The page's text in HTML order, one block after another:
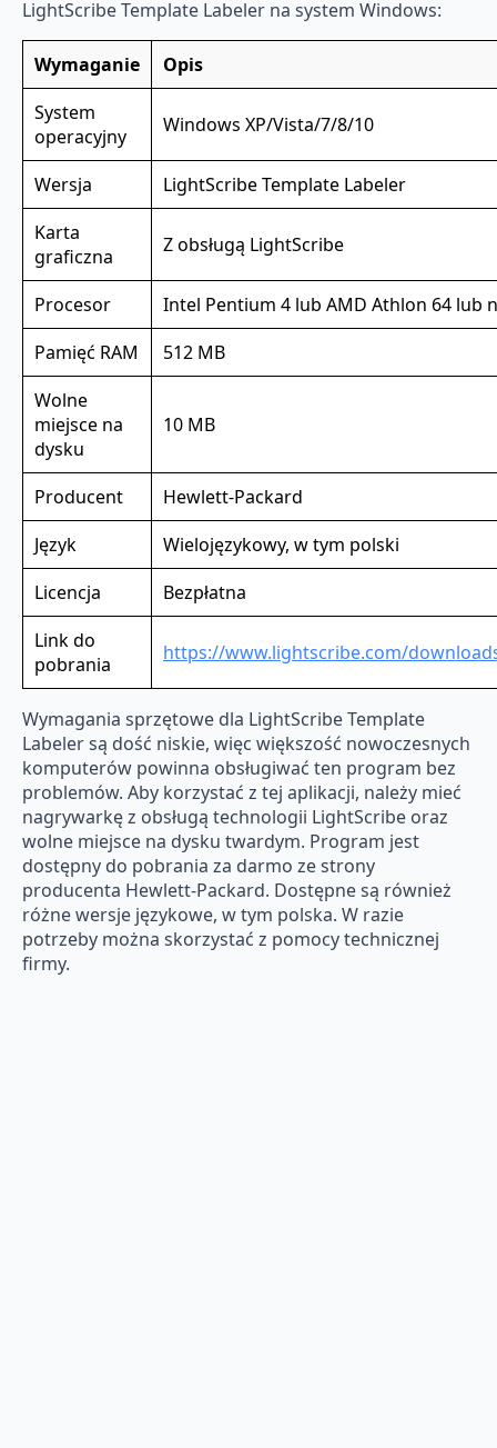
LightScribe Template Labeler na system Windows:
Wymaganie
Opis
System
operacyjny
Windows XP/Vista/7/8/10
Wersja
LightScribe Template Labeler
Karta
graficzna
Z obsługą LightScribe
Procesor
Intel Pentium 4 lub AMD Athlon 64 lub
Pamięć RAM
512 MB
Wolne
miejsce na
dysku
10 MB
Producent
Hewlett-Packard
Język
Wielojęzykowy, w tym polski
Licencja
Bezpłatna
Link do
pobrania
https://www.lightscribe.com/
Wymagania sprzętowe dla LightScribe Template
Labeler są dość niskie, więc większość nowoczesnych
komputerów powinna obsługiwać ten program bez
problemów. Aby korzystać z tej aplikacji, należy mieć
nagrywarkę z obsługą technologii LightScribe oraz
wolne miejsce na dysku twardym. Program jest
dostępny do pobrania za darmo ze strony
producenta Hewlett-Packard. Dostępne są również
różne wersje językowe, w tym polska. W razie
potrzeby można skorzystać z pomocy technicznej
firmy.